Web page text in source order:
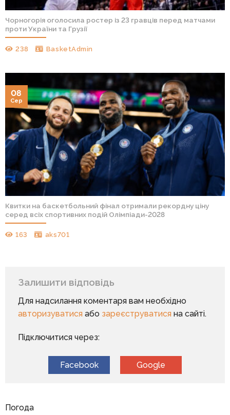
Чорногорія оголосила ростер із 23 гравців перед матчами
проти України та Грузії
238 BasketAdmin
Квитки на баскетбольний фінал отримали рекордну ціну
серед всіх спортивних подій Олімпіади-2028
163 aks701
08
Сер
Залишити відповідь
Для надсилання коментаря вам необхідно
авторизуватисяабо зареєструватисяна сайті.
Підключитися через:
Facebook Google
Погода